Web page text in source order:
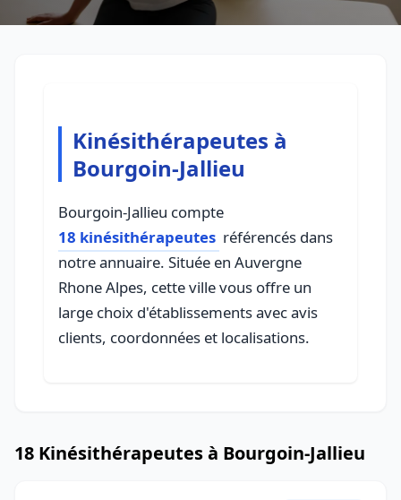
Kinésithérapeutes à
Bourgoin-Jallieu
Bourgoin-Jallieu compte
18 kinésithérapeutes référencés dans
notre annuaire. Située en Auvergne
Rhone Alpes, cette ville vous offre un
large choix d'établissements avec avis
clients, coordonnées et localisations.
18 Kinésithérapeutes à Bourgoin-Jallieu